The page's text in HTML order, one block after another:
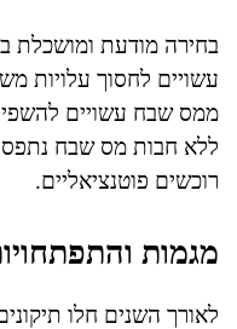
בחירה מודעת ומושכלת
עשויים לחסוך עלויות
ממס שבח עשויים
ללא חבות מס שבח נתפס
רוכשים פוטנציאליים.
מגמות
לאורך השנים חלו